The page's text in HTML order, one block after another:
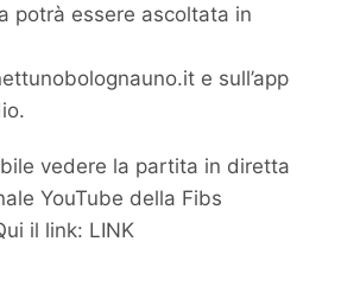
potrà essere ascoltata in
e sull’app
vedere la partita in diretta
YouTube della Fibs
il link: LINK